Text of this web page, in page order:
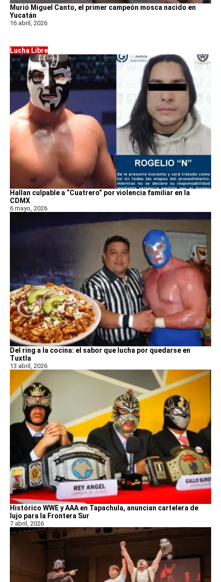
Murió Miguel Canto, el primer campeón mosca nacido en
Yucatán
16 abril, 2026
Lucha Libre
Hallan culpable a “Cuatrero” por violencia familiar en la
CDMX
6 mayo, 2026
Del ring a la cocina: el sabor que lucha por quedarse en
Tuxtla
13 abril, 2026
Histórico WWE y AAA en Tapachula, anuncian cartelera de
lujo para la Frontera Sur
7 abril, 2026